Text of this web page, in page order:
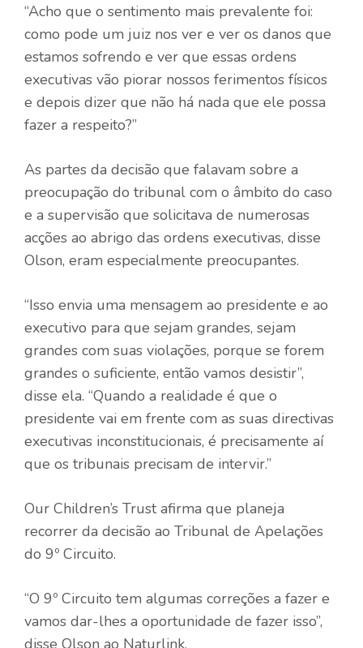
“Acho que o sentimento mais prevalente foi:
como pode um juiz nos ver e ver os danos que
estamos sofrendo e ver que essas ordens
executivas vão piorar nossos ferimentos físicos
e depois dizer que não há nada que ele possa
fazer a respeito?”
As partes da decisão que falavam sobre a
preocupação do tribunal com o âmbito do caso
e a supervisão que solicitava de numerosas
acções ao abrigo das ordens executivas, disse
Olson, eram especialmente preocupantes.
“Isso envia uma mensagem ao presidente e ao
executivo para que sejam grandes, sejam
grandes com suas violações, porque se forem
grandes o suficiente, então vamos desistir”,
disse ela. “Quando a realidade é que o
presidente vai em frente com as suas directivas
executivas inconstitucionais, é precisamente aí
que os tribunais precisam de intervir.”
Our Children’s Trust afirma que planeja
recorrer da decisão ao Tribunal de Apelações
do 9º Circuito.
“O 9º Circuito tem algumas correções a fazer e
vamos dar-lhes a oportunidade de fazer isso”,
disse Olson ao Naturlink.